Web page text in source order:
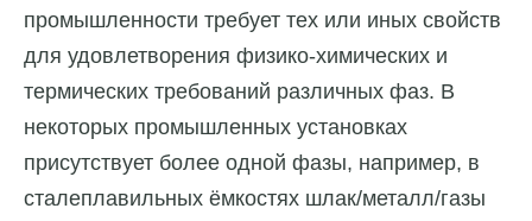
промышленности требует тех или иных свойств
для удовлетворения физико-химических и
термических требований различных фаз. В
некоторых промышленных установках
присутствует более одной фазы, например, в
сталеплавильных ёмкостях шлак/металл/газы